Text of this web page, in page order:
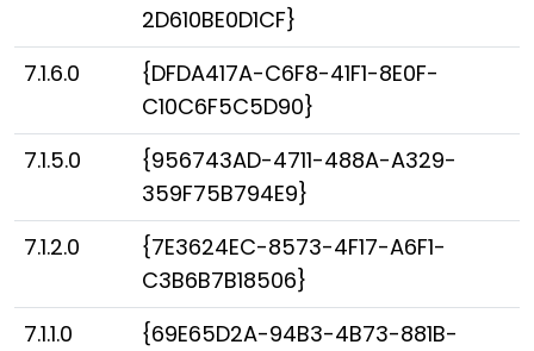
2D610BE0D1CF}
7.1.6.0
{DFDA417A-C6F8-41F1-8E0F-
C10C6F5C5D90}
7.1.5.0
{956743AD-4711-488A-A329-
359F75B794E9}
7.1.2.0
{7E3624EC-8573-4F17-A6F1-
C3B6B7B18506}
7.1.1.0
{69E65D2A-94B3-4B73-881B-